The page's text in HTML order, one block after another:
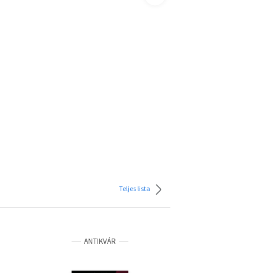
Teljes lista
ANTIKVÁR